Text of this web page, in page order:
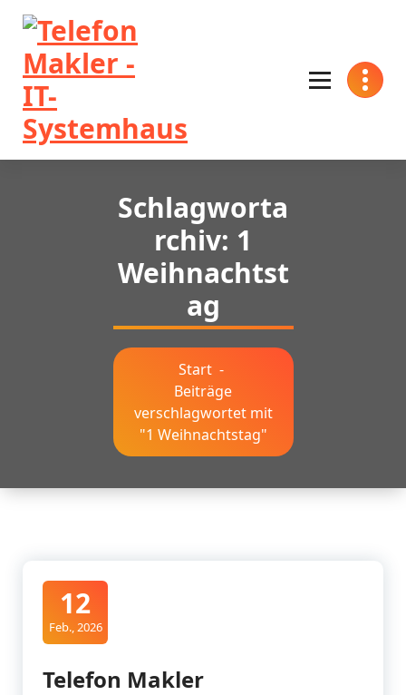
Zum
Inhalt
springen
Schlagworta
rchiv: 1
Weihnachtst
ag
Start -
Beiträge
verschlagwortet mit
"1 Weihnachtstag"
12
Feb., 2026
Telefon Makler